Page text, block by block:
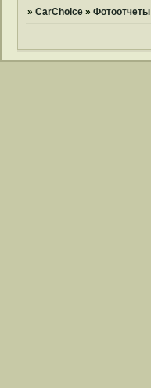
»CarChoice »Фотоотчеты